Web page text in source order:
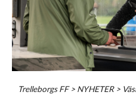
Trelleborgs FF> NYHETER>